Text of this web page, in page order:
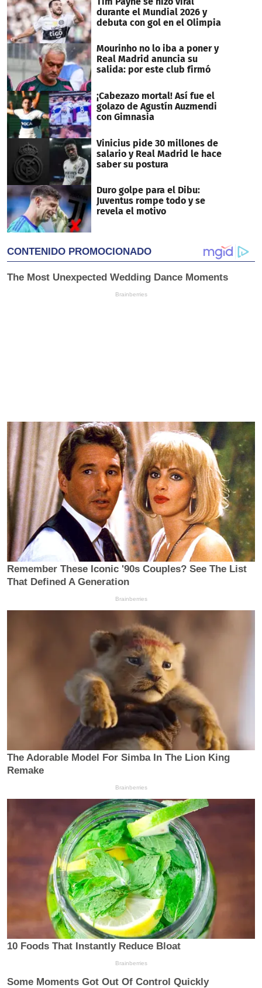
durante el Mundial 2026 y
debuta con gol en el Olimpia
Mourinho no lo iba a poner y
Real Madrid anuncia su
salida: por este club firmó
¡Cabezazo mortal! Así fue el
golazo de Agustín Auzmendi
con Gimnasia
Vinicius pide 30 millones de
salario y Real Madrid le hace
saber su postura
Duro golpe para el Dibu:
Juventus rompe todo y se
revela el motivo